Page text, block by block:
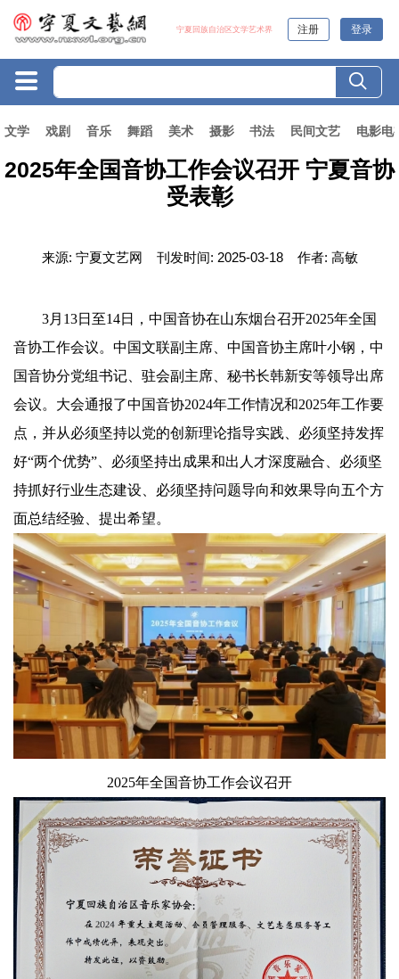
宁夏回族自治区文学艺术界 注册 登录
文学 戏剧 音乐 舞蹈 美术 摄影 书法 民间文艺 电影电
2025年全国音协工作会议召开 宁夏音协
受表彰
来源: 宁夏文艺网 刊发时间: 2025-03-18 作者: 高敏
3月13日至14日，中国音协在山东烟台召开2025年全国
音协工作会议。中国文联副主席、中国音协主席叶小钢，中
国音协分党组书记、驻会副主席、秘书长韩新安等领导出席
会议。大会通报了中国音协2024年工作情况和2025年工作要
点，并从必须坚持以党的创新理论指导实践、必须坚持发挥
好“两个优势”、必须坚持出成果和出人才深度融合、必须坚
持抓好行业生态建设、必须坚持问题导向和效果导向五个方
面总结经验、提出希望。
2025年全国音协工作会议召开